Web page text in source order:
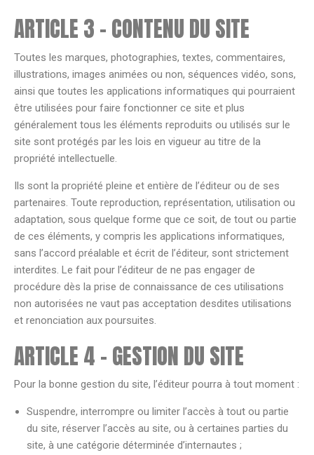
ARTICLE 3 – CONTENU DU SITE
Toutes les marques, photographies, textes, commentaires,
illustrations, images animées ou non, séquences vidéo, sons,
ainsi que toutes les applications informatiques qui pourraient
être utilisées pour faire fonctionner ce site et plus
généralement tous les éléments reproduits ou utilisés sur le
site sont protégés par les lois en vigueur au titre de la
propriété intellectuelle.
Ils sont la propriété pleine et entière de l’éditeur ou de ses
partenaires. Toute reproduction, représentation, utilisation ou
adaptation, sous quelque forme que ce soit, de tout ou partie
de ces éléments, y compris les applications informatiques,
sans l’accord préalable et écrit de l’éditeur, sont strictement
interdites. Le fait pour l’éditeur de ne pas engager de
procédure dès la prise de connaissance de ces utilisations
non autorisées ne vaut pas acceptation desdites utilisations
et renonciation aux poursuites.
ARTICLE 4 – GESTION DU SITE
Pour la bonne gestion du site, l’éditeur pourra à tout moment :
Suspendre, interrompre ou limiter l’accès à tout ou partie
du site, réserver l’accès au site, ou à certaines parties du
site, à une catégorie déterminée d’internautes ;